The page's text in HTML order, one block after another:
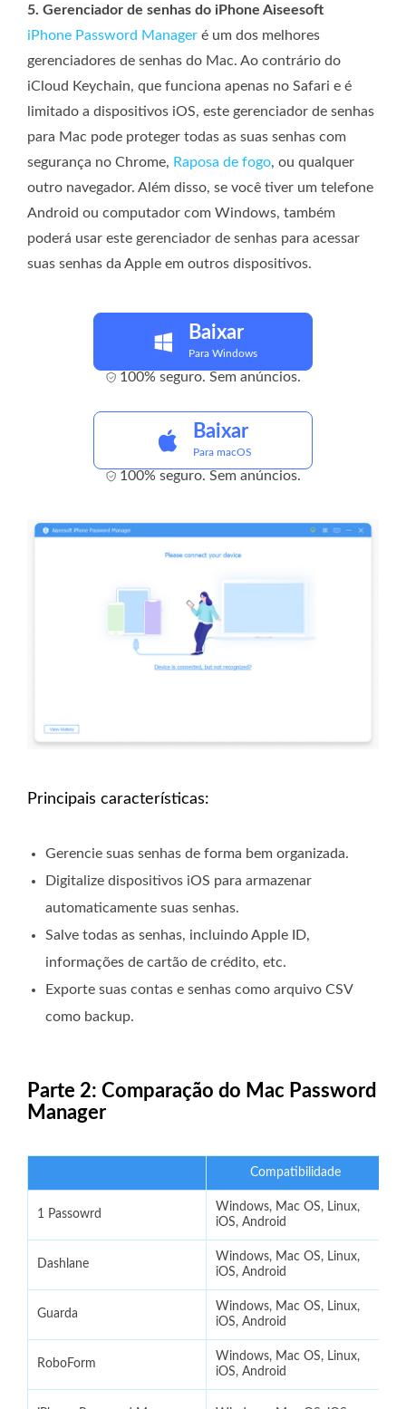
5. Gerenciador de senhas do iPhone Aiseesoft
iPhone Password Manager é um dos melhores
gerenciadores de senhas do Mac. Ao contrário do
iCloud Keychain, que funciona apenas no Safari e é
limitado a dispositivos iOS, este gerenciador de senhas
para Mac pode proteger todas as suas senhas com
segurança no Chrome, Raposa de fogo, ou qualquer
outro navegador. Além disso, se você tiver um telefone
Android ou computador com Windows, também
poderá usar este gerenciador de senhas para acessar
suas senhas da Apple em outros dispositivos.
Baixar
Para Windows
100% seguro. Sem anúncios.
Baixar
Para macOS
100% seguro. Sem anúncios.
Principais características:
Gerencie suas senhas de forma bem organizada.
Digitalize dispositivos iOS para armazenar
automaticamente suas senhas.
Salve todas as senhas, incluindo Apple ID,
informações de cartão de crédito, etc.
Exporte suas contas e senhas como arquivo CSV
como backup.
Parte 2: Comparação do Mac Password
Manager
Compatibilidade
1 Passowrd
Windows, Mac OS, Linux,
iOS, Android
Dashlane
Windows, Mac OS, Linux,
iOS, Android
Guarda
Windows, Mac OS, Linux,
iOS, Android
RoboForm
Windows, Mac OS, Linux,
iOS, Android